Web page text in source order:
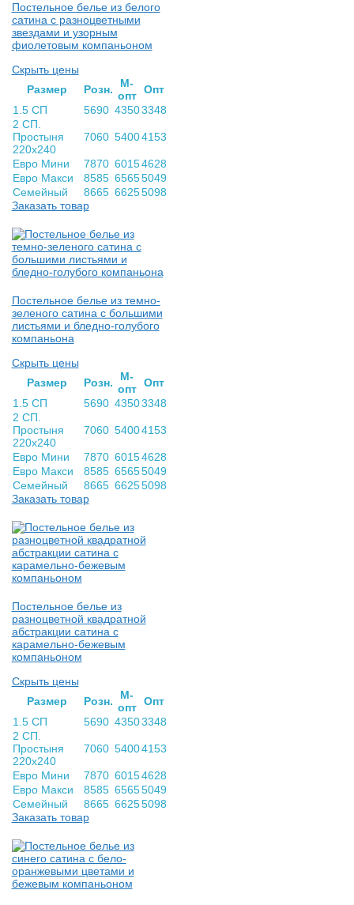
Постельное белье из белого
сатина с разноцветными
звездами и узорным
фиолетовым компаньоном
Скрыть цены
Раз­мер
Розн.
М-
опт Опт
1.5 СП
5690 43503348
2 СП.
Простыня
220х240
7060 54004153
Евро Мини 7870 60154628
Евро Макси
8585 65655049
Семейный
8665 66255098
Заказать товар
Постельное белье из темно-
зеленого сатина с большими
листьями и бледно-голубого
компаньона
Скрыть цены
Раз­мер
Розн.
М-
опт Опт
1.5 СП
5690 43503348
2 СП.
Простыня
220х240
7060 54004153
Евро Мини 7870 60154628
Евро Макси
8585 65655049
Семейный
8665 66255098
Заказать товар
Постельное белье из
разноцветной квадратной
абстракции сатина с
карамельно-бежевым
компаньоном
Скрыть цены
Раз­мер
Розн.
М-
опт Опт
1.5 СП
5690 43503348
2 СП.
Простыня
220х240
7060 54004153
Евро Мини 7870 60154628
Евро Макси
8585 65655049
Семейный
8665 66255098
Заказать товар